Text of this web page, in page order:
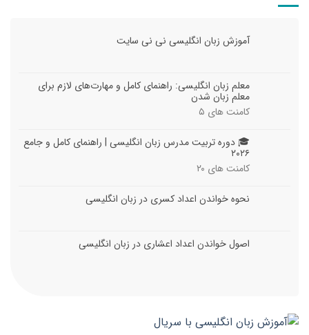
آموزش زبان انگلیسی نی نی سایت
معلم زبان انگلیسی: راهنمای کامل و مهارت‌های لازم برای
معلم زبان شدن
کامنت های ۵
🎓 دوره تربیت مدرس زبان انگلیسی | راهنمای کامل و جامع
۲۰۲۶
کامنت های ۲۰
نحوه خواندن اعداد کسری در زبان انگلیسی
اصول خواندن اعداد اعشاری در زبان انگلیسی